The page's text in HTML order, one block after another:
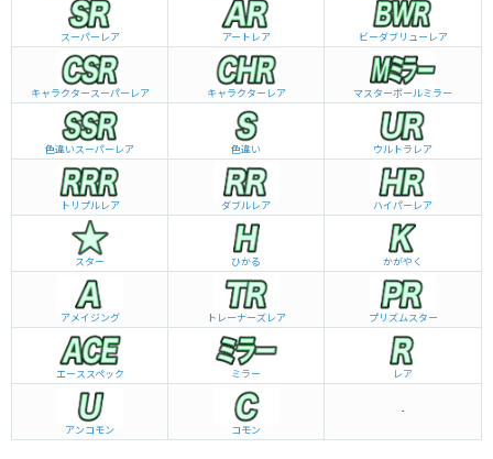
スーパーレア アートレア ビーダブリュー レア
キャラクタースーパーレア キャラクターレア マスターボールミラー
色違いスーパーレア 色違い ウルトラレア
トリプルレア ダブルレア ハイパーレア
スター ひかる かがやく
アメイジング トレーナーズレア プリズムスター
エーススペック ミラー レア
アンコモン コモン
-